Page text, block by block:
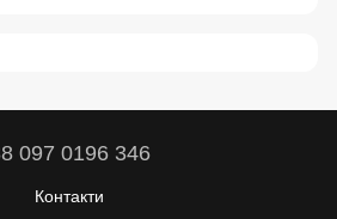
097 0196 346
Контакти